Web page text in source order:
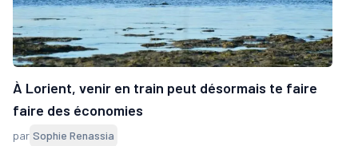
À Lorient, venir en train peut désormais te faire
faire des économies
par Sophie Renassia